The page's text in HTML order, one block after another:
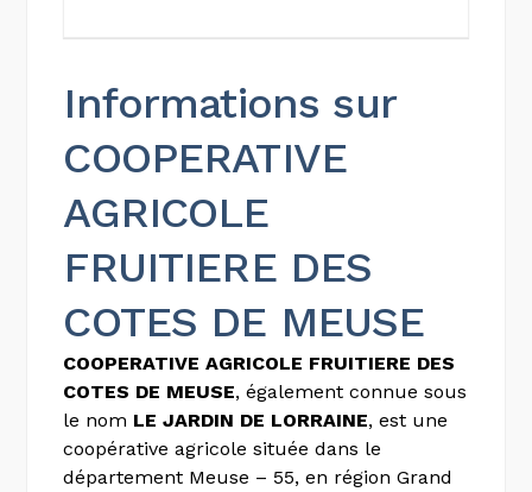
Informations sur
COOPERATIVE
AGRICOLE
FRUITIERE DES
COTES DE MEUSE
COOPERATIVE AGRICOLE FRUITIERE DES
COTES DE MEUSE, également connue sous
le nom LE JARDIN DE LORRAINE, est une
coopérative agricole située dans le
département Meuse – 55, en région Grand